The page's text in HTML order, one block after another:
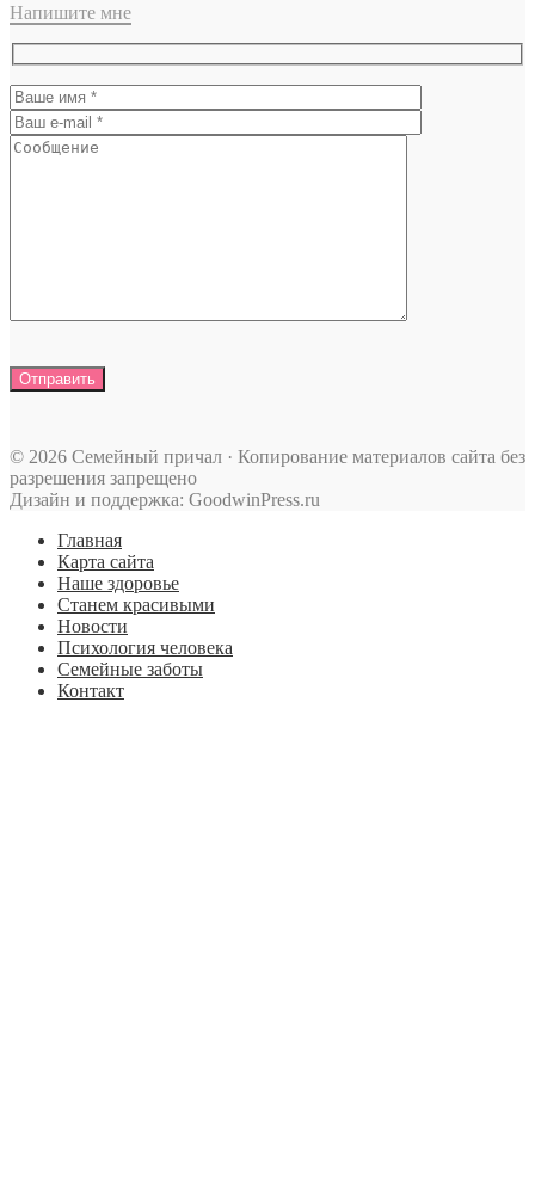
Напишите мне
© 2026 Семейный причал · Копирование материалов сайта без
разрешения запрещено
Дизайн и поддержка: GoodwinPress.ru
Главная
Карта сайта
Наше здоровье
Станем красивыми
Новости
Психология человека
Семейные заботы
Контакт